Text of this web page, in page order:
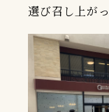
選び召し上が